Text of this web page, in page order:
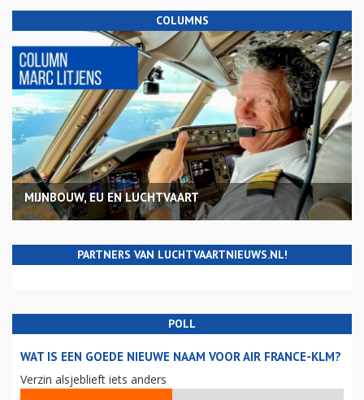
COLUMNS
MIJNBOUW, EU EN LUCHTVAART
PARTNERS VAN LUCHTVAARTNIEUWS.NL!
POLL
WAT IS EEN GOEDE NIEUWE NAAM VOOR AIR FRANCE-KLM?
Verzin alsjeblieft iets anders